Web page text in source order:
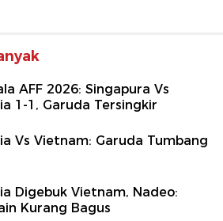
AFF 2026: Singapura Vs
1-1, Garuda Tersingkir
Vs Vietnam: Garuda Tumbang
Digebuk Vietnam, Nadeo:
Kurang Bagus